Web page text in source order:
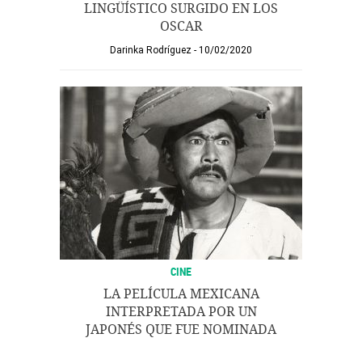
LINGÜÍSTICO SURGIDO EN LOS
OSCAR
Darinka Rodríguez 10/02/2020
CINE
LA PELÍCULA MEXICANA
INTERPRETADA POR UN
JAPONÉS QUE FUE NOMINADA